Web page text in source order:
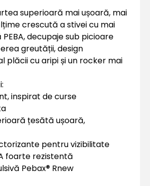
superioară mai ușoară, mai
crescută a stivei cu mai
decupaje sub picioare
greutății, design
plăcii cu aripi și un rocker mai
inspirat de curse
țesătă ușoară,
pentru vizibilitate
foarte rezistentă
Pebax® Rnew